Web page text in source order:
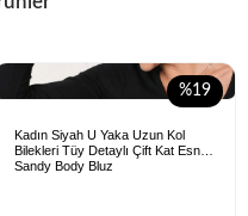
%19
Kadın Siyah U Yaka Uzun Kol
Bilekleri Tüy Detaylı Çift Kat Esnek
Sandy Body Bluz